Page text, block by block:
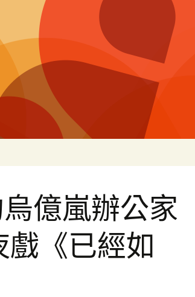
億嵐辦公家
戲《已經如